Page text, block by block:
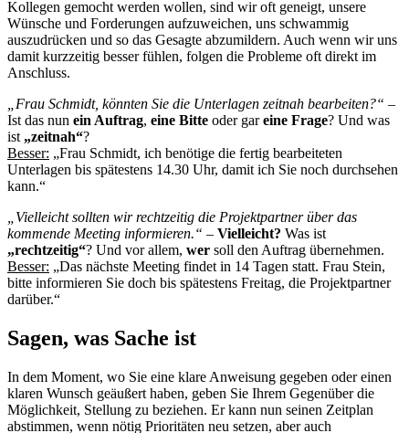
Kollegen gemocht werden wollen, sind wir oft geneigt, unsere
Wünsche und Forderungen aufzuweichen, uns schwammig
auszudrücken und so das Gesagte abzumildern. Auch wenn wir uns
damit kurzzeitig besser fühlen, folgen die Probleme oft direkt im
Anschluss.
„Frau Schmidt, könnten Sie die Unterlagen zeitnah bearbeiten?“ –
Ist das nun ein Auftrag, eine Bitte oder gareine Frage? Und was
ist „zeitnah“?
Besser: „Frau Schmidt, ich benötige die fertig bearbeiteten
Unterlagen bis spätestens 14.30 Uhr, damit ich Sie noch durchsehen
kann.“
„Vielleicht sollten wir rechtzeitig die Projektpartner über das
kommende Meeting informieren.“ – Vielleicht? Was ist
„rechtzeitig“? Und vor allem, wer soll den Auftrag übernehmen.
Besser: „Das nächste Meeting findet in 14 Tagen statt. Frau Stein,
bitte informieren Sie doch bis spätestens Freitag, die Projektpartner
darüber.“
Sagen, was Sache ist
In dem Moment, wo Sie eine klare Anweisung gegeben oder einen
klaren Wunsch geäußert haben, geben Sie Ihrem Gegenüber die
Möglichkeit, Stellung zu beziehen. Er kann nun seinen Zeitplan
abstimmen, wenn nötig Prioritäten neu setzen, aber auch